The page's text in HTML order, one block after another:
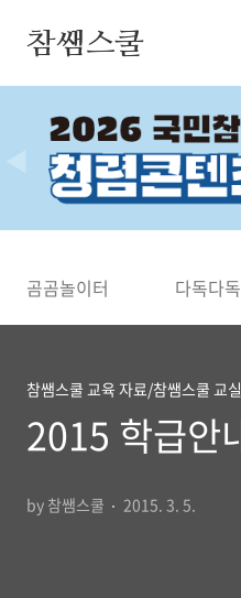
참쌤스쿨
곰곰놀이터 다독다독
참쌤스쿨 교육 자료/참쌤스쿨 교
2015 학급안
by 참쌤스쿨 2015. 3. 5.